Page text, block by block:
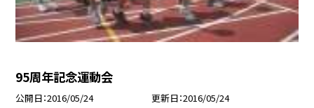
95周年記念運動会
公開日 2016/05/24 更新日 2016/05/24